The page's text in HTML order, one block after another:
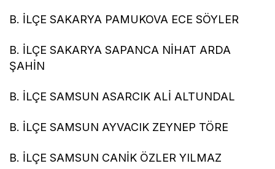
B. İLÇE SAKARYA PAMUKOVA ECE SÖYLER
B. İLÇE SAKARYA SAPANCA NİHAT ARDA
ŞAHİN
B. İLÇE SAMSUN ASARCIK ALİ ALTUNDAL
B. İLÇE SAMSUN AYVACIK ZEYNEP TÖRE
B. İLÇE SAMSUN CANİK ÖZLER YILMAZ